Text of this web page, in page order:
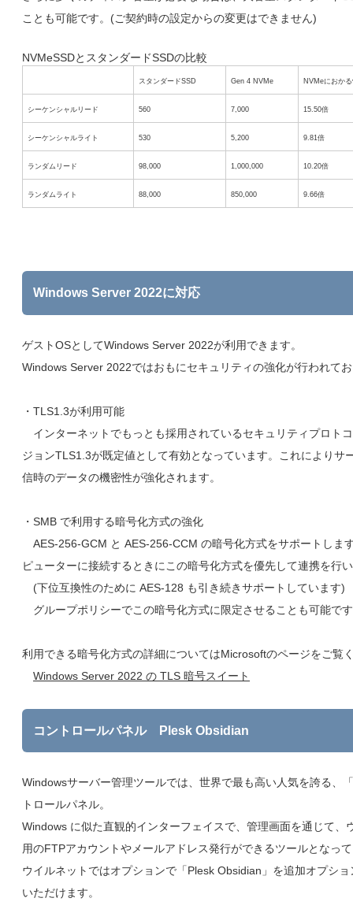
ことも可能です。(ご契約時の設定からの変更はできません)
NVMeSSDとスタンダードSSDの比較
スタンダードSSD Gen 4 NVMe NVMeにおか
シーケンシャルリード 560 7,000 15.50倍
シーケンシャルライト 530 5,200 9.81倍
ランダムリード 98,000 1,000,000 10.20倍
ランダムライト 88,000 850,000 9.66倍
Windows Server 2022に対応
ゲストOSとしてWindows Server 2022が利用できます。
Windows Server 2022ではおもにセキュリティの強化が行われて
・TLS1.3が利用可能
インターネットでもっとも採用されているセキュリティプロト
ジョンTLS1.3が既定値として有効となっています。これによりサ
信時のデータの機密性が強化されます。
・SMB で利用する暗号化方式の強化
AES-256-GCM と AES-256-CCM の暗号化方式をサポートしま
ピューターに接続するときにこの暗号化方式を優先して連携を行
(下位互換性のために AES-128 も引き続きサポートしています)
グループポリシーでこの暗号化方式に限定させることも可能で
利用できる暗号化方式の詳細についてはMicrosoftのページをご覧
Windows Server 2022 の TLS 暗号スイート
コントロールパネル Plesk Obsidian
Windowsサーバー管理ツールでは、世界で最も高い人気を誇る、
トロールパネル。
Windows に似た直観的インターフェイスで、管理画面を通じて、
用のFTPアカウントやメールアドレス発行ができるツールとなっ
ウイルネットではオプションで「Plesk Obsidian」を追加オプシ
いただけます。